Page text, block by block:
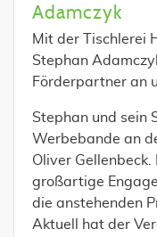
Adamczyk
Mit der Tischlerei
Stephan
Förderpartner an
Stephan und sein
Werbebande an
Oliver
großartige
die anstehenden
Aktuell hat der